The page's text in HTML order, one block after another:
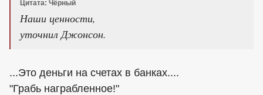
Цитата: Чёрный
Наши ценности,
уточнил Джонсон.
...Это деньги на счетах в банках....
"Грабь награбленное!"